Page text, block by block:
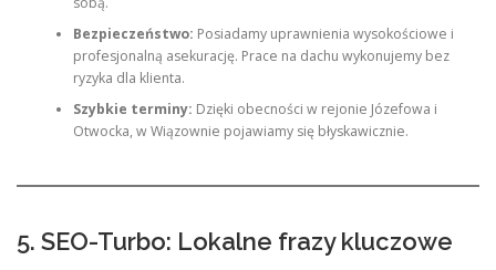
Bezpieczeństwo: Posiadamy uprawnienia wysokościowe i
profesjonalną asekurację. Prace na dachu wykonujemy bez
ryzyka dla klienta.
Szybkie terminy: Dzięki obecności w rejonie Józefowa i
Otwocka, w Wiązownie pojawiamy się błyskawicznie.
5. SEO-Turbo: Lokalne frazy kluczowe